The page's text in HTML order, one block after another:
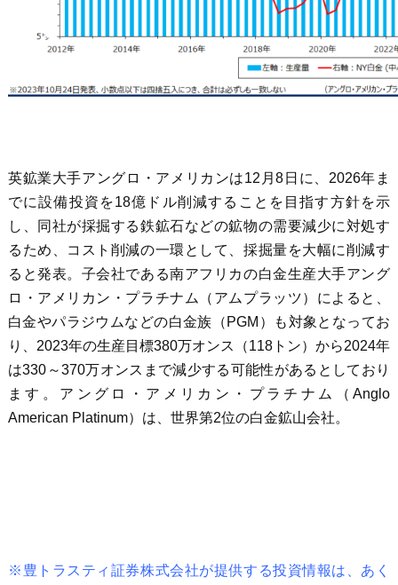
英鉱業大手アングロ・アメリカンは12月8日に、2026年ま
でに設備投資を18億ドル削減することを目指す方針を示
し、同社が採掘する鉄鉱石などの鉱物の需要減少に対処す
るため、コスト削減の一環として、採掘量を大幅に削減す
ると発表。子会社である南アフリカの白金生産大手アング
ロ・アメリカン・プラチナム（アムプラッツ）によると、
白金やパラジウムなどの白金族（PGM）も対象となってお
り、2023年の生産目標380万オンス（118トン）から2024年
は330～370万オンスまで減少する可能性があるとしており
ます。アングロ・アメリカン・プラチナム（Anglo
American Platinum）は、世界第2位の白金鉱山会社。
※豊トラスティ証券株式会社が提供する投資情報は、あく